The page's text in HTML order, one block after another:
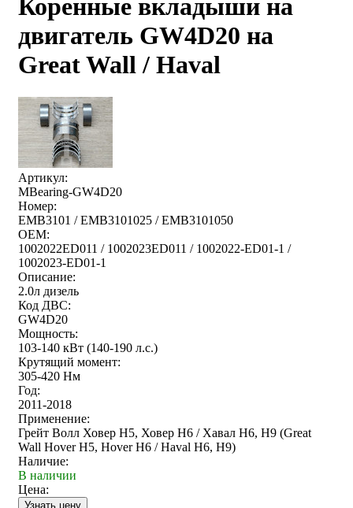
Коренные вкладыши на
двигатель GW4D20 на
Great Wall / Haval
Артикул:
MBearing-GW4D20
Номер:
EMB3101 / EMB3101025 / EMB3101050
OEM:
1002022ED011 / 1002023ED011 / 1002022-ED01-1 /
1002023-ED01-1
Описание:
2.0л дизель
Код ДВС:
GW4D20
Мощность:
103-140 кВт (140-190 л.с.)
Крутящий момент:
305-420 Нм
Год:
2011-2018
Применение:
Грейт Волл Ховер Н5, Ховер Н6 / Хавал Н6, Н9 (Great
Wall Hover H5, Hover H6 / Haval H6, H9)
Наличие:
В наличии
Цена: